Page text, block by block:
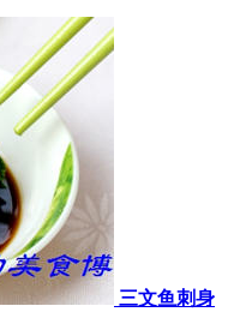
三文鱼刺身